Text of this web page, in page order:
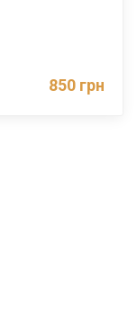
850 грн